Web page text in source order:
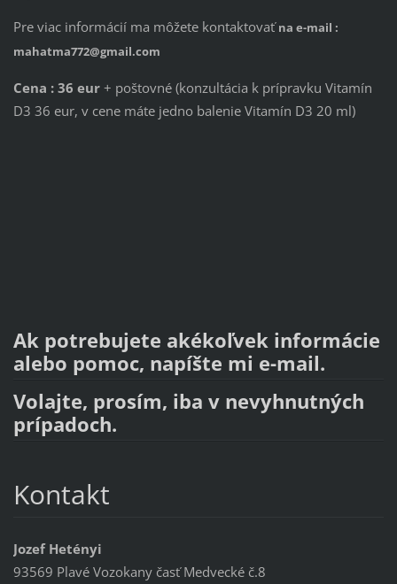
Pre viac informácií ma môžete kontaktovaťna e-mail :
mahatma772@gmail.com
Cena : 36 eur+ poštovné (konzultácia k prípravku Vitamín
D3 36 eur, v cene máte jedno balenie Vitamín D3 20 ml)
Ak potrebujete akékoľvek informácie
alebo pomoc, napíšte mi e-mail.
Volajte, prosím, iba v nevyhnutných
prípadoch.
Kontakt
Jozef Hetényi
93569 Plavé Vozokany časť Medvecké č.8